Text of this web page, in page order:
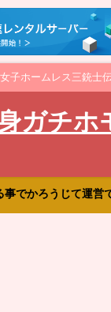
ホームレス三銃士
ガチ
でかろうじて運営